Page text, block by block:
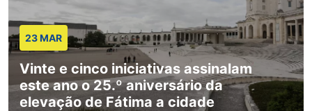
23 MAR
Vinte e cinco iniciativas assinalam
este ano o 25.º aniversário da
elevação de Fátima a cidade